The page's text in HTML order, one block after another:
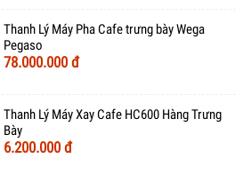
Thanh Lý Máy Pha Cafe trưng bày Wega
Pegaso
78.000.000 đ
Thanh Lý Máy Xay Cafe HC600 Hàng Trưng
Bày
6.200.000 đ